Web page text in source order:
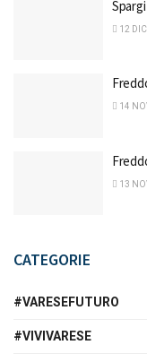
12
14
13
CATEGORIE
#VARESEFUTURO
#VIVIVARESE